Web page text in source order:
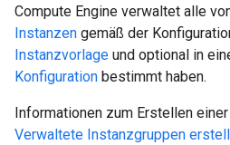
Compute Engine verwaltet alle
Instanzen gemäß der
Instanzvorlage und optional in
Konfiguration bestimmt haben.
Informationen zum Erstellen
Verwaltete Instanzgruppen